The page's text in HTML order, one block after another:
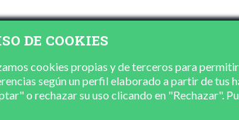
DE COOKIES
cookies propias y de terceros para
según un perfil elaborado a partir de tus
o rechazar su uso clicando en "Rechazar".